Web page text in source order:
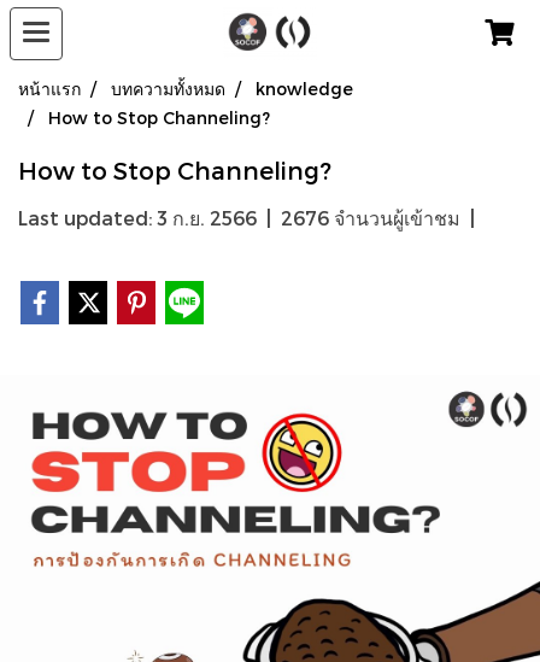
หน้าแรก บทความทั้งหมด
knowledge
How to Stop Channeling?
How to Stop Channeling?
Last updated: 3 ก.ย. 2566 2676 จำนวนผู้เข้าชม